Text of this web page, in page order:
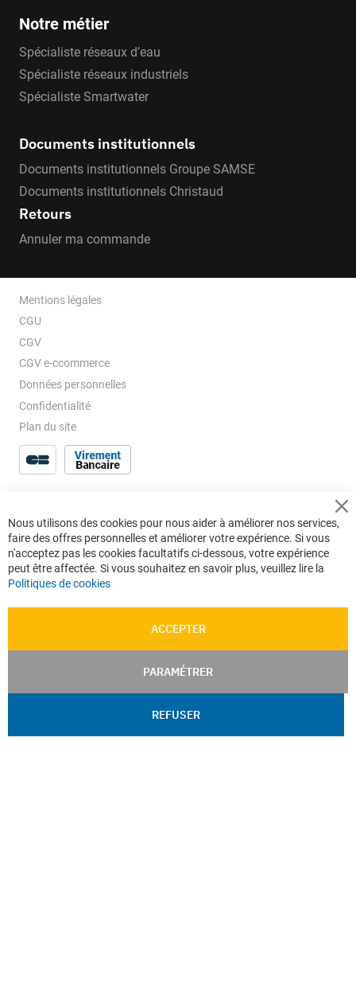
Notre métier
Spécialiste réseaux d’eau
Spécialiste réseaux industriels
Spécialiste Smartwater
Documents institutionnels
Documents institutionnels Groupe SAMSE
Documents institutionnels Christaud
Retours
Annuler ma commande
Mentions légales
CGU
CGV
CGV e-ccommerce
Données personnelles
Confidentialité
Plan du site
Nous utilisons des cookies pour nous aider à améliorer nos services,
faire des offres personnelles et améliorer votre expérience. Si vous
n'acceptez pas les cookies facultatifs ci-dessous, votre expérience
peut être affectée. Si vous souhaitez en savoir plus, veuillez lire la
Politiques de cookies
ACCEPTER
PARAMÉTRER
REFUSER